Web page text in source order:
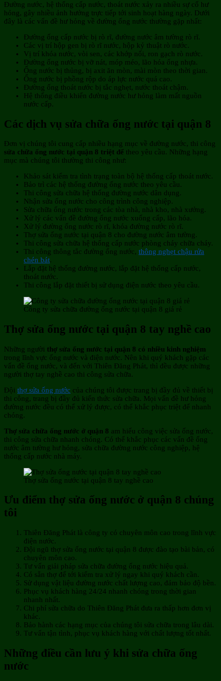
Đường nước, hệ thống cấp nước, thoát nước xảy ra nhiều sự cố hư
hỏng, gây nhiều ảnh hưởng trực tiếp tới sinh hoạt hàng ngày. Dưới
đây là các vấn đề hư hỏng về đường ống nước thường gặp nhất:
Đường ống cấp nước bị rò rĩ, đường nước âm tường rò rĩ.
Các vị trí hộp gen bị rò rĩ nước, hộp kỷ thuật rò nước.
Vị trí khóa nước, vòi sen, các khớp nối, ron gạch rò nước.
Đường ống nước bị vỡ nát, móp méo, lão hóa ống nhựa.
Ống nước bị thủng, bị axit ăn mòn, mài mòn theo thời gian.
Ống nước bị phồng rộp do áp lực nước quá cao.
Đường ống thoát nước bị tắc nghẹt, nước thoát chậm.
Hệ thống điều khiển đường nước hư hỏng làm mất nguồn
nước cấp.
Các dịch vụ sửa chữa ống nước tại quận 8
Đơn vị chúng tôi cung cấp nhiều hạng mục về đường nước, thi công
sửa chữa ống nước tại quận 8 triệt để theo yêu cầu. Những hạng
mục mà chúng tôi thường thi công như:
Khảo sát kiểm tra tình trạng toàn bộ hệ thống cấp thoát nước.
Bảo trì các hệ thống đường ống nước theo yêu cầu.
Thi công sửa chữa hệ thống đường nước dân dụng.
Nhận sửa ống nước cho công trình công nghiệp.
Sửa chữa ống nước trong các tòa nhà, nhà kho, nhà xưởng.
Xử lý các vấn đề đường ống nước xuống cấp, lão hóa.
Xử lý đường ống nước rò rĩ, khóa đường nước rò rĩ.
Thợ sửa ống nước tại quận 8 cho đường nước âm tường.
Thi công sửa chữa hệ thống cấp nước phòng cháy chữa cháy.
Thi công thông tắc đường ống nước, thông nghẹt chậu rửa
chén bát.
Lắp đặt hệ thống đường nước, lắp đặt hệ thống cấp nước,
thoát nước.
Thi công lắp đặt thiết bị sử dụng điện nước theo yêu cầu.
Công ty sửa chữa đường ống nước tại quận 8 giá rẻ
Thợ sửa ống nước tại quận 8 tay nghề cao
Những người thợ sửa ống nước tại quận 8 có nhiều kinh nghiệm
trong lĩnh vực ống nước và điện nước. Nên khi quý khách gặp các
vấn đề ống nước, và đến với Thiên Đăng Phát, thì đều được những
người thợ tay nghề cao thi công sửa chữa.
Đội thợ sửa ống nước của chúng tôi được trang bị đầy đủ về thiết bị
thi công, trang bị đầy đủ kiến thức sửa chữa. Mọi vấn đề hư hỏng
đường nước đều có thể xử lý được, có thể khắc phục triệt để nhanh
chóng.
Thợ sửa chữa ống nước ở quận 8 am hiểu công việc sửa ống nước,
thi công sửa chữa nhanh chóng. Có thể khắc phục các vấn đề ống
nước âm tường hư hỏng, sửa chữa đường nước công nghiệp, hệ
thống cấp nước nhà máy.
Thợ sửa ống nước tại quận 8 tay nghề cao
Ưu điểm thợ sửa ống nước ở quận 8 chúng
tôi
Thiên Đăng Phát là công ty có chuyên môn cao trong lĩnh vực
điện nước.
Đội ngũ thợ sửa ống nước tại quận 8 được đào tạo bài bản, có
chuyên môn cao.
Tư vấn giải pháp sửa chữa đường ống nước hiệu quả.
Có sẵn thợ để tới kiểm tra xử lý ngay khi quý khách cần.
Sử dụng vật liệu đường nước chất lượng cao, đảm bảo độ bền.
Phục vụ khách hàng 24/24 nhanh chóng trong thời gian
nhanh nhất.
Chi phí sửa chữa do Thiên Đăng Phát đưa ra thấp hơn đơn vị
khác.
Bảo hành các hạng mục của chúng tôi sửa chữa trong lâu dài.
Tư vấn tận tình, phục vụ khách hàng với chất lượng tốt nhất.
Những điều cần lưu ý khi sửa chữa ống
nước